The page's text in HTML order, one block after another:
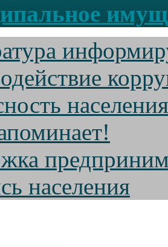
населения
населения